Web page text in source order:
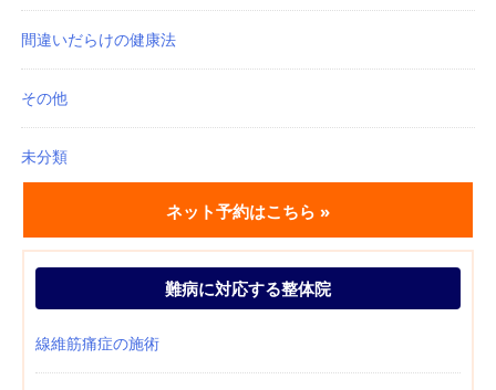
間違いだらけの健康法
その他
未分類
ネット予約はこちら »
難病に対応する整体院
線維筋痛症の施術